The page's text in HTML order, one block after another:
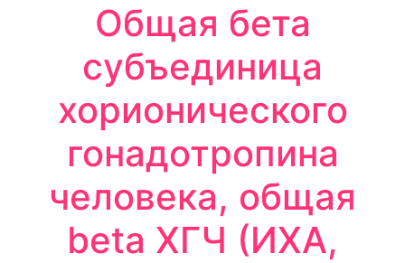
Общая бета
субъединица
хорионического
гонадотропина
человека, общая
beta ХГЧ (ИХА,